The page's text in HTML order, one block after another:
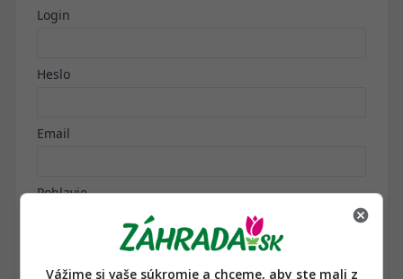
Login
Heslo
Email
Pohlavie
Vážime si vaše súkromie a chceme, aby ste mali z